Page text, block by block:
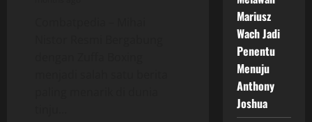
Mariusz
Wach Jadi
Penentu
Menuju
Anthony
Joshua